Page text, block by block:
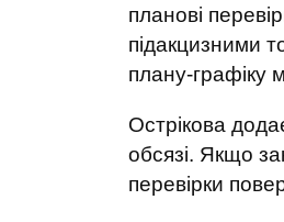
планові
підакцизними
плану-графіку
Острікова
обсязі. Якщо
перевірки